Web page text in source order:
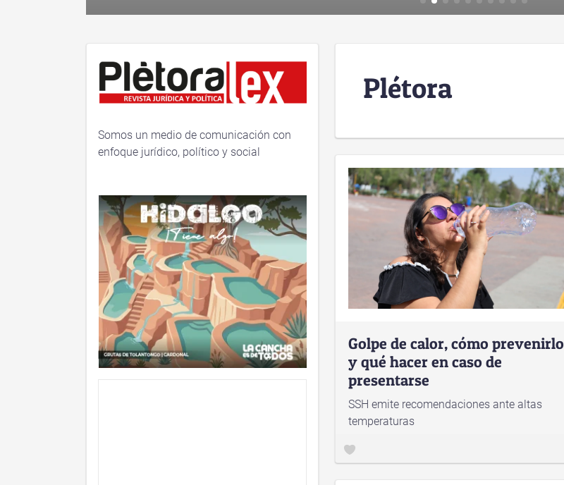
Somos un medio de comunicación con
enfoque jurídico, político y social
Plétora
Golpe de calor, cómo prevenirlo
y qué hacer en caso de
presentarse
SSH emite recomendaciones ante altas
temperaturas